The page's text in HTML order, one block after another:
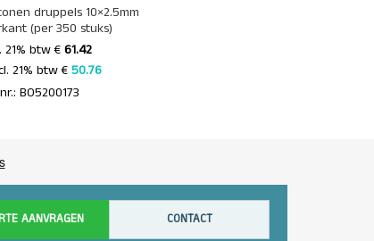
druppels 10×2.5mm
(per 350 stuks)
21% btw €61.42
21% btw € 50.76
BO5200173
AANVRAGEN CONTACT